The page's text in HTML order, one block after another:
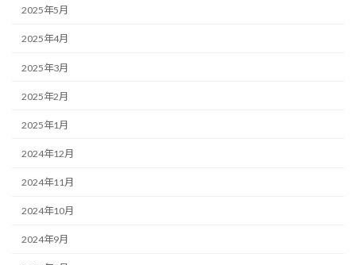
2025年5月
2025年4月
2025年3月
2025年2月
2025年1月
2024年12月
2024年11月
2024年10月
2024年9月